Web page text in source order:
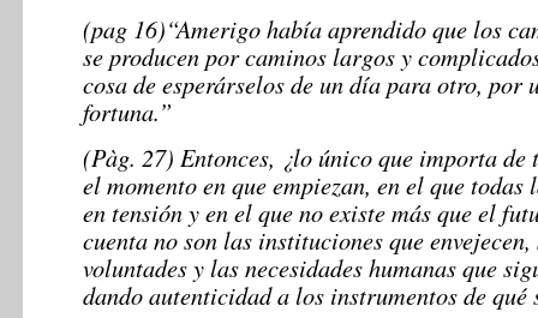
(pag 16)“Amerigo había aprendido que los
se producen por caminos largos y
cosa de esperárselos de un día para otro, por
fortuna.”
(Pàg. 27) Entonces, ¿lo único que importa de
el momento en que empiezan, en el que todas
en tensión y en el que no existe más que el
cuenta no son las instituciones que
voluntades y las necesidades humanas que
dando autenticidad a los instrumentos de qué